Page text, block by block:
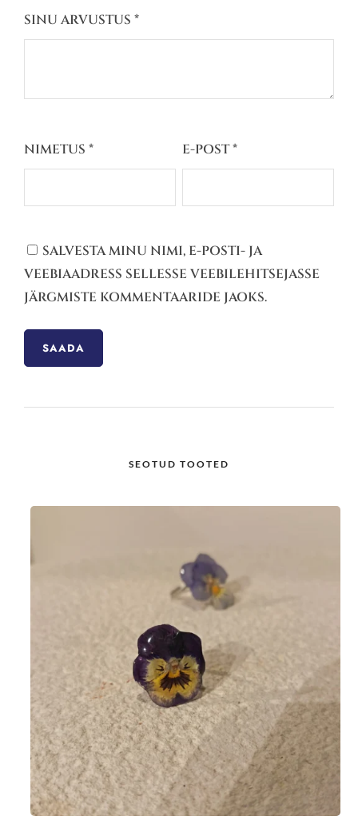
SINU ARVUSTUS *
NIMETUS * E-POST*
SALVESTA MINU NIMI, E-POSTI- JA
VEEBIAADRESS SELLESSE VEEBILEHITSEJASSE
JÄRGMISTE KOMMENTAARIDE JAOKS.
SEOTUD TOOTED